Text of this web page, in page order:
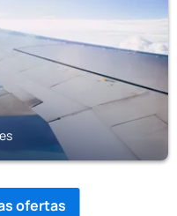
ofertas